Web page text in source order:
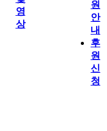
영
상
원
안
내
후
원
신
청